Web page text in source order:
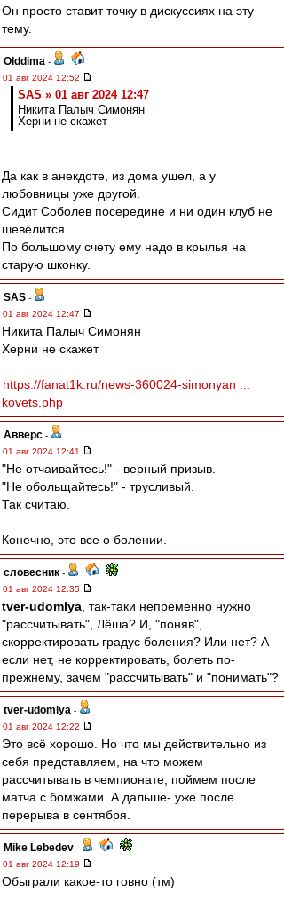
Он просто ставит точку в дискуссиях на эту
тему.
Olddima -
01 авг 2024 12:52
SAS » 01 авг 2024 12:47
Никита Палыч Симонян
Херни не скажет
Да как в анекдоте, из дома ушел, а у
любовницы уже другой.
Сидит Соболев посередине и ни один клуб не
шевелится.
По большому счету ему надо в крылья на
старую шконку.
SAS -
01 авг 2024 12:47
Никита Палыч Симонян
Херни не скажет
https://fanat1k.ru/news-360024-simonyan ...
kovets.php
Авверс -
01 авг 2024 12:41
"Не отчаивайтесь!" - верный призыв.
"Не обольщайтесь!" - трусливый.
Так считаю.
Конечно, это все о болении.
словесник -
01 авг 2024 12:35
tver-udomlya , так-таки непременно нужно
"рассчитывать", Лёша? И, "поняв",
скорректировать градус боления? Или нет? А
если нет, не корректировать, болеть по-
прежнему, зачем "рассчитывать" и "понимать"?
tver-udomlya -
01 авг 2024 12:22
Это всё хорошо. Но что мы действительно из
себя представляем, на что можем
рассчитывать в чемпионате, поймем после
матча с бомжами. А дальше- уже после
перерыва в сентября.
Mike Lebedev -
01 авг 2024 12:19
Обыграли какое-то говно (тм)